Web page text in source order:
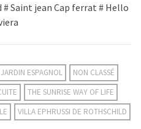
Saint jean Cap ferrat # Hello
JARDIN ESPAGNOL
NON CLASSÉ
THE SUNRISE WAY OF LIFE
VILLA EPHRUSSI DE ROTHSCHILD